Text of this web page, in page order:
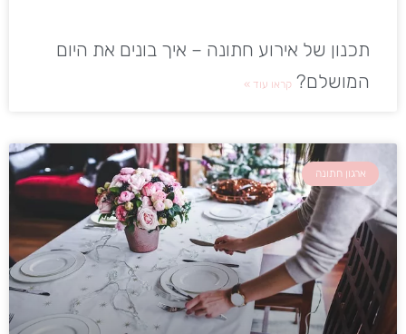
תכנון של אירוע חתונה – איך בונים את היום
המושלם? קראו עוד »
ארגון חתונה